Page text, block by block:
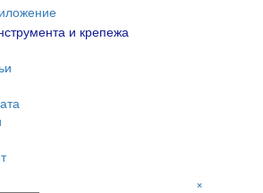
и крепежа
×